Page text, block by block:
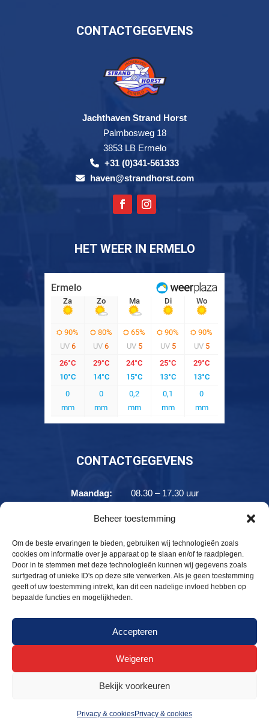
Beheer toestemming
Om de beste ervaringen te bieden, gebruiken wij technologieën zoals
cookies om informatie over je apparaat op te slaan en/of te raadplegen.
Door in te stemmen met deze technologieën kunnen wij gegevens zoals
surfgedrag of unieke ID's op deze site verwerken. Als je geen toestemming
geeft of uw toestemming intrekt, kan dit een nadelige invloed hebben op
bepaalde functies en mogelijkheden.
Accepteren
Weigeren
Bekijk voorkeuren
Privacy & cookiesPrivacy & cookies
CONTACTGEGEVENS
Jachthaven Strand Horst
Palmbosweg 18
3853 LB Ermelo
+31 (0)341-561333
haven@strandhorst.com
HET WEER IN ERMELO
CONTACTGEGEVENS
Maandag:
08.30 – 17.30 uur
08.30 – 17.30 uur
Donderdag:
08.30 – 17.30 uur
Vrijdag:
08.30 – 17.30 uur
Zaterdag:
08.30 – 17.30 uur
Zondag:
10.00 – 17.30 uur
© Jachthaven Strand Horst 2026 -
haven@strandhorst.com